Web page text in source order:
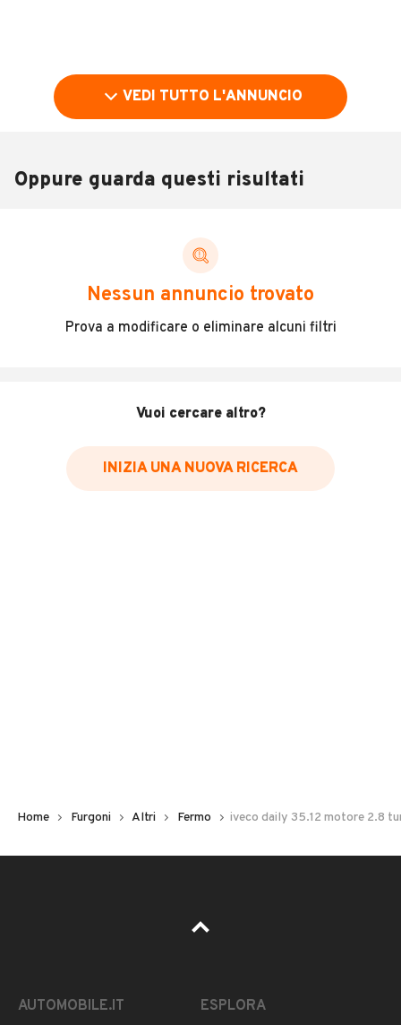
Vendo iveco daily 35/12 gemellato cc2.8 tubo diesel anni
X info 35.33.84.26.91 manuel
Prezzo 2999
Cilindrata
VEDI TUTTI
Iscritto da meno di un anno
VEDI TUTTO L'ANNUNCIO
Oppure guarda questi risultati
Nessun annuncio trovato
Prova a modificare o eliminare alcuni filtri
Vuoi cercare altro?
INIZIA UNA NUOVA RICERCA
Home Furgoni Altri Fermo iveco daily 35.12 motore 2.8
AUTOMOBILE.IT
ESPLORA